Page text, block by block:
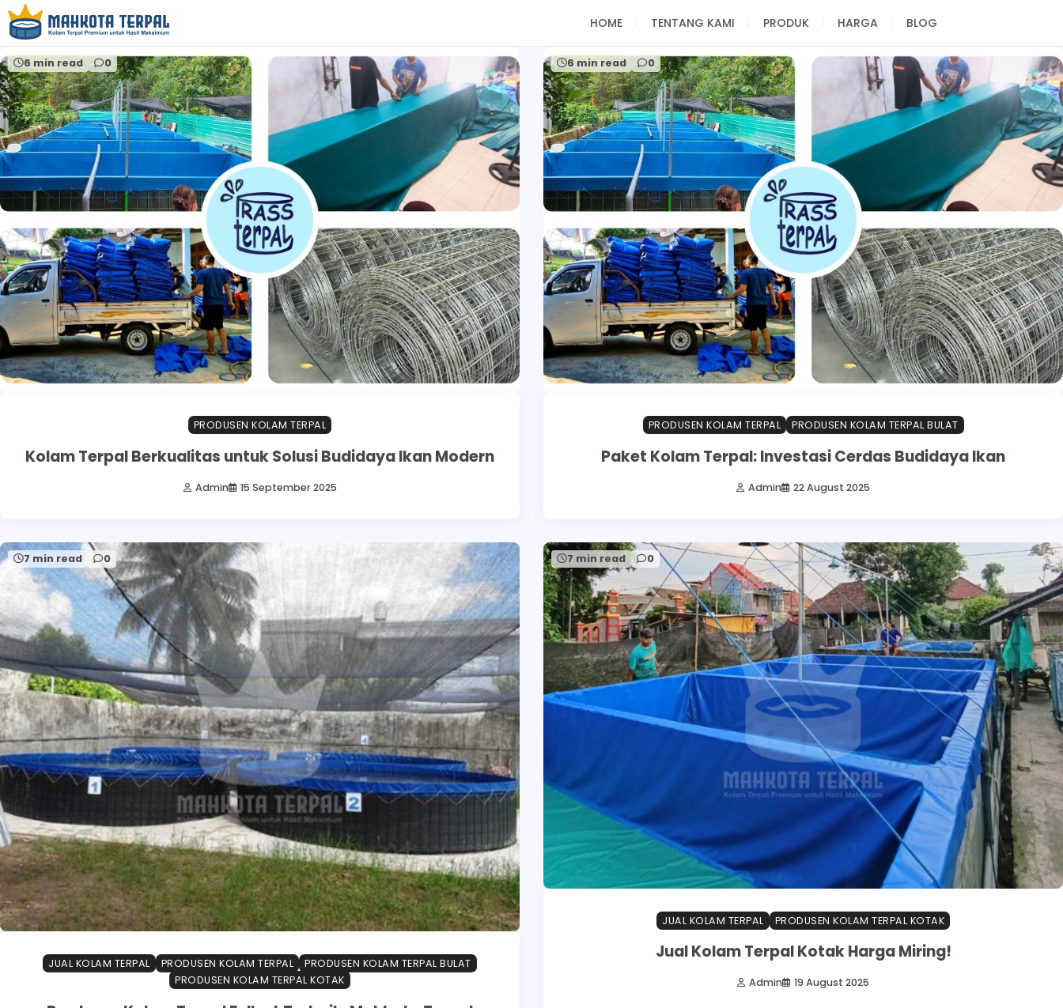
HOME TENTANG KAMI PRODUK HARGA BLOG
Home kolam terpal
6 min read 0
PRODUSEN KOLAM TERPAL
Kolam Terpal Berkualitas untuk Solusi Budidaya Ikan Modern
Admin 15 September 2025
6 min read 0
PRODUSEN KOLAM TERPAL PRODUSEN KOLAM TERPAL BULAT
Paket Kolam Terpal: Investasi Cerdas Budidaya Ikan
Admin 22 August 2025
7 min read 0
JUAL KOLAM TERPAL PRODUSEN KOLAM TERPAL
PRODUSEN KOLAM TERPAL BULAT
PRODUSEN KOLAM TERPAL KOTAK
7 min read 0
JUAL KOLAM TERPAL PRODUSEN KOLAM TERPAL KOTAK
Jual Kolam Terpal Kotak Harga Miring!
Admin 19 August 2025